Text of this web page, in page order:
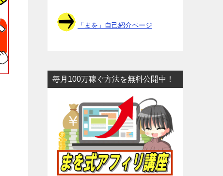
「まを」自己紹介ページ
毎月100万稼ぐ方法を無料公開中！